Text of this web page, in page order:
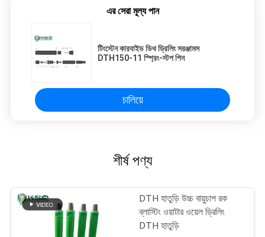
এর সেরা মূল্য পান
টিংস্টেন কারবাইড ডিথ ড্রিলিং সরঞ্জামস
DTH150-11 স্প্রিং-স্টপ পিন
চালিয়ে
শীর্ষ পণ্য
DTH হাতুড়ি উচ্চ বায়ুচাপ রক
ব্লাস্টিং ওয়াটার ওয়েল ড্রিলিং
DTH হাতুড়ি